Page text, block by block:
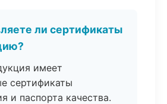
ли сертификаты
имеет
сертификаты
и паспорта качества.